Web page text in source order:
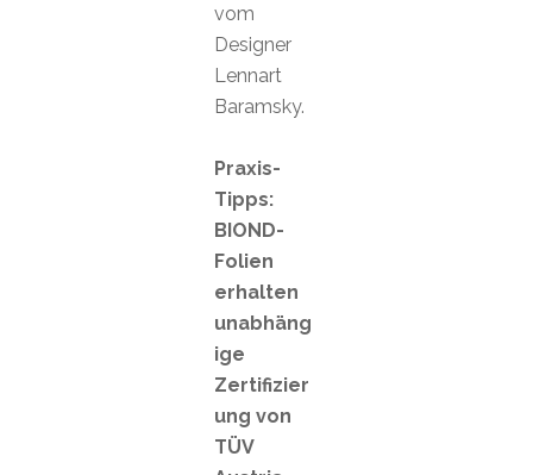
vom
Designer
Lennart
Baramsky.
Praxis-
Tipps:
BIOND-
Folien
erhalten
unabhäng
ige
Zertifizier
ung von
TÜV